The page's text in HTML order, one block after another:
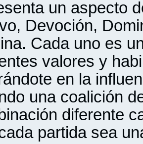
un aspecto
Devoción,
Cada uno es
valores y
en la
una coalición
diferente
partida sea